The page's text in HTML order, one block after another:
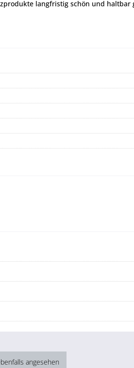
langfristig schön und haltbar
angesehen